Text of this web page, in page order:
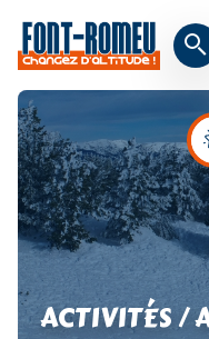
ACTIVITÉS /